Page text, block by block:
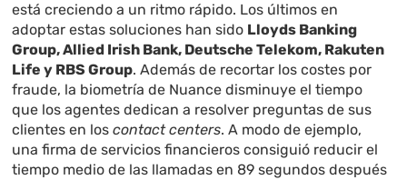
está creciendo a un ritmo rápido. Los últimos en
adoptar estas soluciones han sido Lloyds Banking
Group, Allied Irish Bank, Deutsche Telekom, Rakuten
Life y RBS Group. Además de recortar los costes por
fraude, la biometría de Nuance disminuye el tiempo
que los agentes dedican a resolver preguntas de sus
clientes en loscontact centers. A modo de ejemplo,
una firma de servicios financieros consiguió reducir el
tiempo medio de las llamadas en 89 segundos después